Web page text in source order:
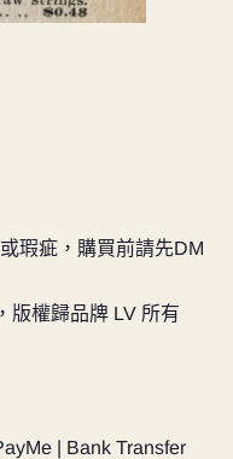
瑕疵，購買前請先DM
版權歸品牌 LV 所有
| Bank Transfer